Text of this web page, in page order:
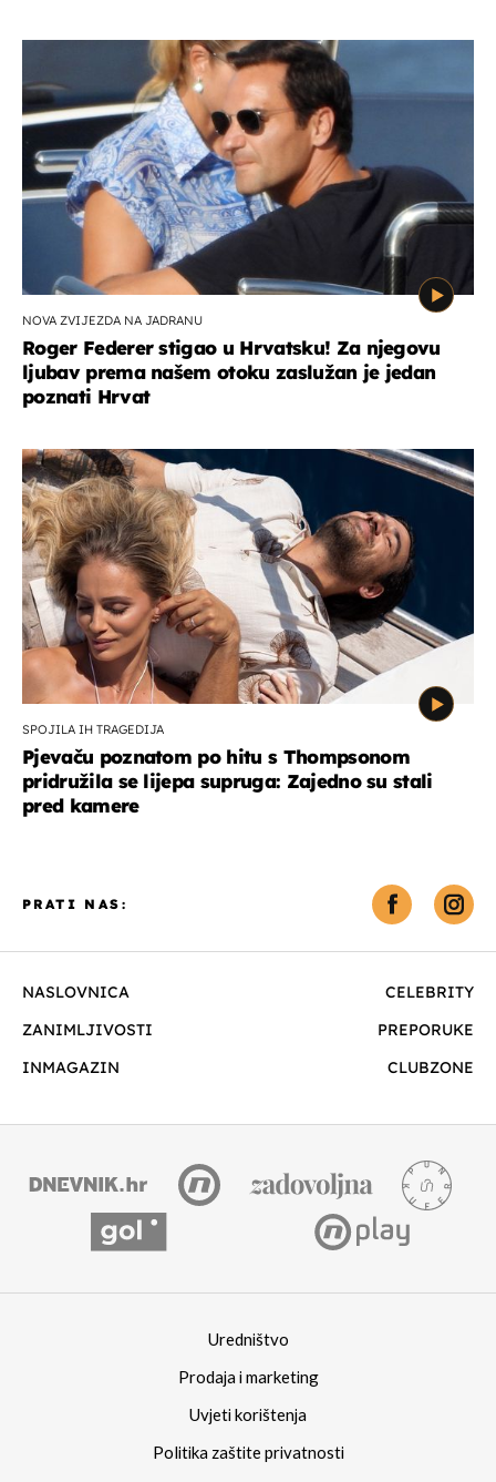
NOVA ZVIJEZDA NA JADRANU
Roger Federer stigao u Hrvatsku! Za njegovu
ljubav prema našem otoku zaslužan je jedan
poznati Hrvat
SPOJILA IH TRAGEDIJA
Pjevaču poznatom po hitu s Thompsonom
pridružila se lijepa supruga: Zajedno su stali
pred kamere
NASLOVNICA
CELEBRITY
ZANIMLJIVOSTI
PREPORUKE
INMAGAZIN
CLUBZONE
PRATI NAS:
Uredništvo
Prodaja i marketing
Uvjeti korištenja
Politika zaštite privatnosti